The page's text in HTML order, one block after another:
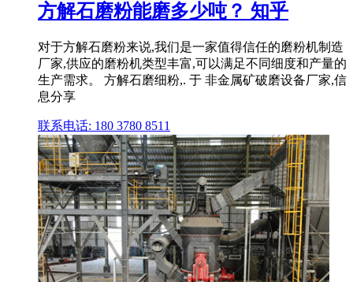
方解石磨粉能磨多少吨？ 知乎
对于方解石磨粉来说,我们是一家值得信任的磨粉机制造
厂家,供应的磨粉机类型丰富,可以满足不同细度和产量的
生产需求。 方解石磨细粉,. 于 非金属矿破磨设备厂家,信
息分享
联系电话: 180 3780 8511